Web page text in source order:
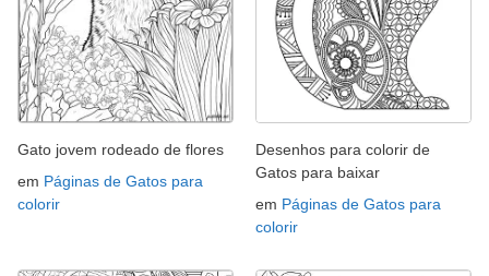
Gato jovem rodeado de flores
em Páginas de Gatos para
colorir
Desenhos para colorir de
Gatos para baixar
em Páginas de Gatos para
colorir